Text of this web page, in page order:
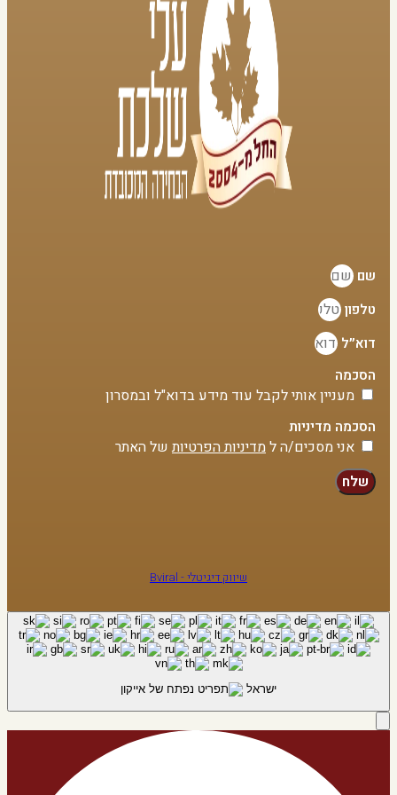
שם
טלפון
דוא״ל
הסכמה
מעניין אותי לקבל עוד מידע בדוא"ל ובמסרון
הסכמה מדיניות
אני מסכים/ה למדיניות הפרטיותשל האתר
שלח
שיווק דיגיטלי - Bviral
ישראל